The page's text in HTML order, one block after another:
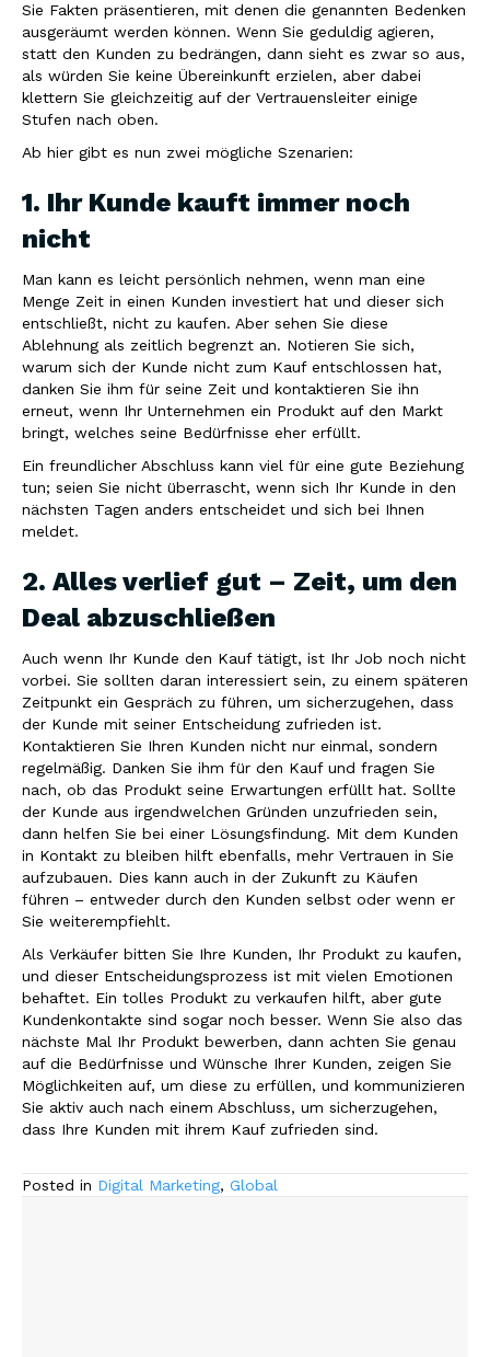
Sie Fakten präsentieren, mit denen die genannten Bedenken
ausgeräumt werden können. Wenn Sie geduldig agieren,
statt den Kunden zu bedrängen, dann sieht es zwar so aus,
als würden Sie keine Übereinkunft erzielen, aber dabei
klettern Sie gleichzeitig auf der Vertrauensleiter einige
Stufen nach oben.
Ab hier gibt es nun zwei mögliche Szenarien:
1. Ihr Kunde kauft immer noch
nicht
Man kann es leicht persönlich nehmen, wenn man eine
Menge Zeit in einen Kunden investiert hat und dieser sich
entschließt, nicht zu kaufen. Aber sehen Sie diese
Ablehnung als zeitlich begrenzt an. Notieren Sie sich,
warum sich der Kunde nicht zum Kauf entschlossen hat,
danken Sie ihm für seine Zeit und kontaktieren Sie ihn
erneut, wenn Ihr Unternehmen ein Produkt auf den Markt
bringt, welches seine Bedürfnisse eher erfüllt.
Ein freundlicher Abschluss kann viel für eine gute Beziehung
tun; seien Sie nicht überrascht, wenn sich Ihr Kunde in den
nächsten Tagen anders entscheidet und sich bei Ihnen
meldet.
2. Alles verlief gut – Zeit, um den
Deal abzuschließen
Auch wenn Ihr Kunde den Kauf tätigt, ist Ihr Job noch nicht
vorbei. Sie sollten daran interessiert sein, zu einem späteren
Zeitpunkt ein Gespräch zu führen, um sicherzugehen, dass
der Kunde mit seiner Entscheidung zufrieden ist.
Kontaktieren Sie Ihren Kunden nicht nur einmal, sondern
regelmäßig. Danken Sie ihm für den Kauf und fragen Sie
nach, ob das Produkt seine Erwartungen erfüllt hat. Sollte
der Kunde aus irgendwelchen Gründen unzufrieden sein,
dann helfen Sie bei einer Lösungsfindung. Mit dem Kunden
in Kontakt zu bleiben hilft ebenfalls, mehr Vertrauen in Sie
aufzubauen. Dies kann auch in der Zukunft zu Käufen
führen – entweder durch den Kunden selbst oder wenn er
Sie weiterempfiehlt.
Als Verkäufer bitten Sie Ihre Kunden, Ihr Produkt zu kaufen,
und dieser Entscheidungsprozess ist mit vielen Emotionen
behaftet. Ein tolles Produkt zu verkaufen hilft, aber gute
Kundenkontakte sind sogar noch besser. Wenn Sie also das
nächste Mal Ihr Produkt bewerben, dann achten Sie genau
auf die Bedürfnisse und Wünsche Ihrer Kunden, zeigen Sie
Möglichkeiten auf, um diese zu erfüllen, und kommunizieren
Sie aktiv auch nach einem Abschluss, um sicherzugehen,
dass Ihre Kunden mit ihrem Kauf zufrieden sind.
Posted in Digital Marketing, Global